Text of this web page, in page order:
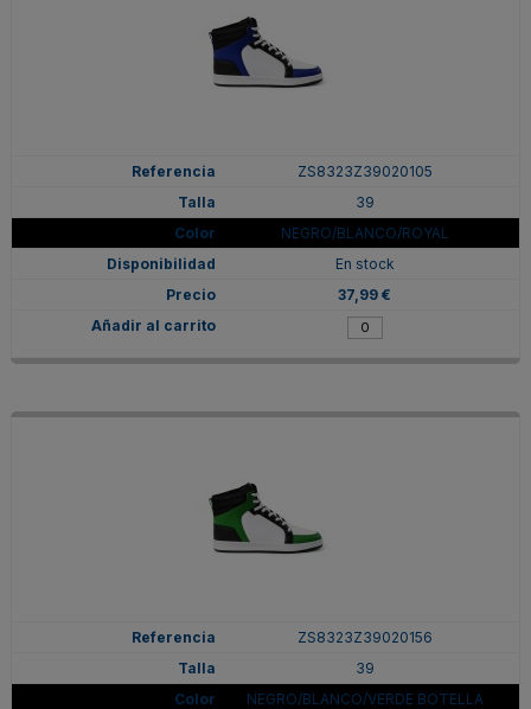
ZS8323Z39020105
39
NEGRO/BLANCO/ROYAL
En stock
37,99 €
ZS8323Z39020156
39
NEGRO/BLANCO/VERDE BOTELLA